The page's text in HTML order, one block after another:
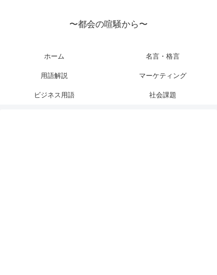
〜都会の喧騒から〜
ホーム 名言・格言
用語解説 マーケティング
ビジネス用語 社会課題